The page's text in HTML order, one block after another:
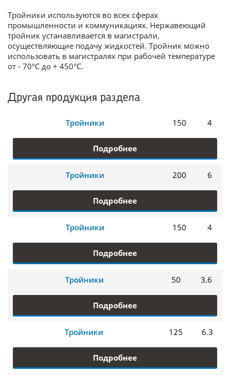
Тройники используются во всех сферах
промышленности и коммуникациях. Нержавеющий
тройник устанавливается в магистрали,
осуществляющие подачу жидкостей. Тройник можно
использовать в магистралях при рабочей температуре
от - 70°С до + 450°С.
Другая продукция раздела
Тройники 150 4
Подробнее
Тройники 200 6
Подробнее
Тройники 150 4
Подробнее
Тройники 50 3.6
Подробнее
Тройники 125 6.3
Подробнее